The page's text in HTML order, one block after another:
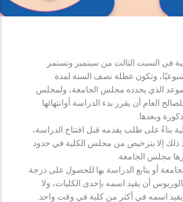
في السبت الثالث من سبتمبر وتستمر
وتكون عطلة نصف السنة لمدة
الذي يحدده مجلس الجامعة، ولمجلس
العام أن يقرر بدء الدراسة أوانتهائها
وبعدها.
بناءً على طلب يقدمه قبل افتتاح الدراسة،
ذلك إلا بترخيص من مجلس الكلية في حدود
مجلس الجامعة.
أو يتابع الدراسة بها للحصول على درجة
أن يقيد اسمه بإحدى الكليات، ولا
اسمه في أكثر من كلية في وقت واحد.